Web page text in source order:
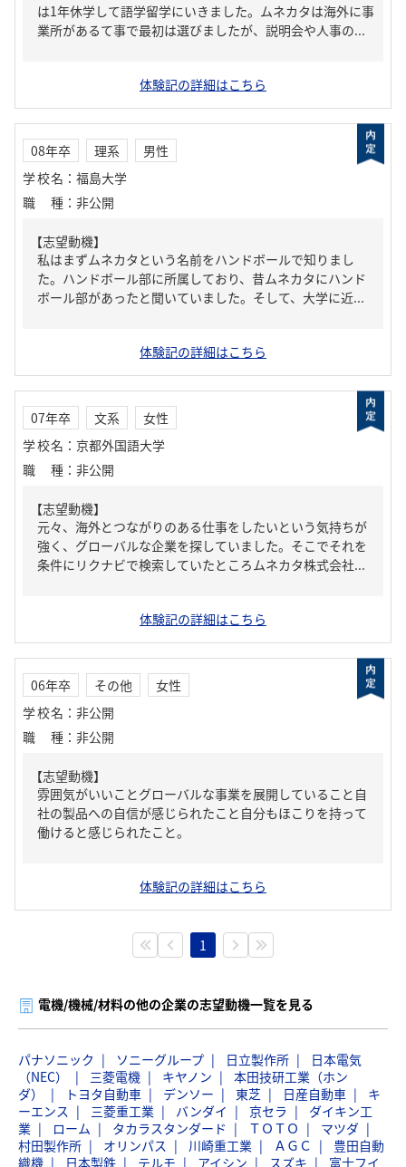
は1年休学して語学留学にいきました。ムネカタは海外に事
業所があるて事で最初は選びましたが、説明会や人事の...
体験記の詳細はこちら
08年卒 理系
男性
学校名 ： 福島大学
職種 ： 非公開
【志望動機】
私はまずムネカタという名前をハンドボールで知りまし
た。ハンドボール部に所属しており、昔ムネカタにハンド
ボール部があったと聞いていました。そして、大学に近...
体験記の詳細はこちら
07年卒 文系
女性
学校名 ： 京都外国語大学
職種 ： 非公開
【志望動機】
元々、海外とつながりのある仕事をしたいという気持ちが
強く、グローバルな企業を探していました。そこでそれを
条件にリクナビで検索していたところムネカタ株式会社...
体験記の詳細はこちら
06年卒 その他
女性
学校名 ： 非公開
職種 ： 非公開
【志望動機】
雰囲気がいいことグローバルな事業を展開していること自
社の製品への自信が感じられたこと自分もほこりを持って
働けると感じられたこと。
体験記の詳細はこちら
1
電機/機械/材料の他の企業の志望動機一覧を見る
パナソニック ソニーグループ 日立製作所
日本電気
（NEC）
三菱電機 キヤノン
本田技研工業（ホン
ダ）
トヨタ自動車 デンソー 東芝 日産自動車
キ
ーエンス
三菱重工業 バンダイ 京セラ
ダイキン工
業
ローム タカラスタンダード ＴＯＴＯ
マツダ
村田製作所
オリンパス 川崎重工業 ＡＧＣ
豊田自動
織機
日本製鉄 テルモ アイシン スズキ 富士フイ